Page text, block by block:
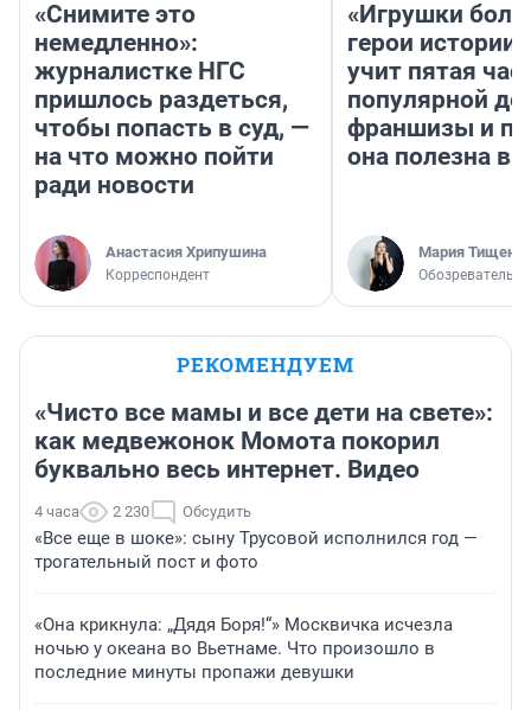
«Снимите это
немедленно»:
журналистке НГС
пришлось раздеться,
чтобы попасть в суд, —
на что можно пойти
ради новости
Анастасия Хрипушина
Корреспондент
«Игрушки
герои
учит пятая
популярной
франшизы и
она полезна
Мария Тищенко
Обозреватель
РЕКОМЕНДУЕМ
«Чисто все мамы и все дети на свете»:
как медвежонок Момота покорил
буквально весь интернет. Видео
4 часа 2 230 Обсудить
«Все еще в шоке»: сыну Трусовой исполнился год —
трогательный пост и фото
«Она крикнула: „Дядя Боря!“» Москвичка исчезла
ночью у океана во Вьетнаме. Что произошло в
последние минуты пропажи девушки